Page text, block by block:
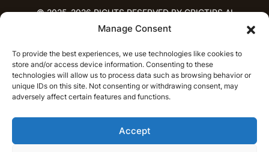
Manage Consent
To provide the best experiences, we use technologies like cookies to
store and/or access device information. Consenting to these
technologies will allow us to process data such as browsing behavior or
unique IDs on this site. Not consenting or withdrawing consent, may
adversely affect certain features and functions.
Accept
© 2025-2026 RIGHTS RESERVED BY CRICTIPS.AI
भविष्यवाणियाँ
आईपीएल भविष्यवाणियाँ
टी20 लीग भविष्यवाणियाँ
महिला क्रिकेट
नवीनतम क्रिकेट भविष्यवाणियाँ
भविष्यवाणी विश्लेषण
समाचार
आईपीएल समाचार